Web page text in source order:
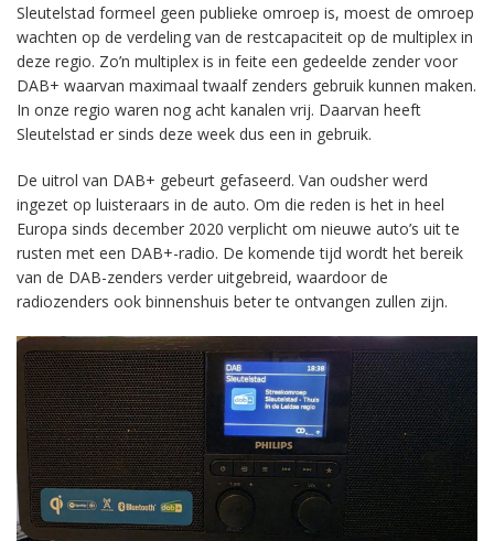
Sleutelstad formeel geen publieke omroep is, moest de omroep
wachten op de verdeling van de restcapaciteit op de multiplex in
deze regio. Zo’n multiplex is in feite een gedeelde zender voor
DAB+ waarvan maximaal twaalf zenders gebruik kunnen maken.
In onze regio waren nog acht kanalen vrij. Daarvan heeft
Sleutelstad er sinds deze week dus een in gebruik.
De uitrol van DAB+ gebeurt gefaseerd. Van oudsher werd
ingezet op luisteraars in de auto. Om die reden is het in heel
Europa sinds december 2020 verplicht om nieuwe auto’s uit te
rusten met een DAB+-radio. De komende tijd wordt het bereik
van de DAB-zenders verder uitgebreid, waardoor de
radiozenders ook binnenshuis beter te ontvangen zullen zijn.